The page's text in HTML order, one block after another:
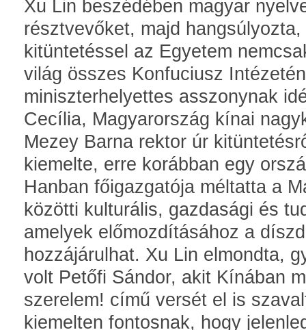
Xu Lin beszédében magyar
résztvevőket, majd
kitüntetéssel az Egyetem
világ összes Konfuciusz
miniszterhelyettes asszonynak
Cecília, Magyarország kínai
Mezey Barna rektor úr
kiemelte, erre korábban egy
Hanban főigazgatója méltatta a
közötti kulturális, gazdasági és
amelyek előmozdításához a
hozzájárulhat. Xu Lin elmondta,
volt Petőfi Sándor, akit Kínában
szerelem! című versét el is
kiemelten fontosnak, hogy